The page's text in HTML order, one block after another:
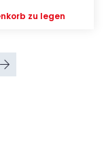
zu legen